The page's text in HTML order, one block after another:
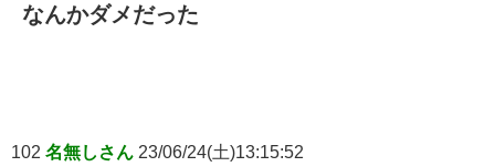
なんかダメだった
102 名無しさん 23/06/24(土)13:15:52